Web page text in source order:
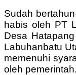
Sudah
habis oleh PT
Desa
Labuhanbatu
memenuhi
oleh pemerintah.